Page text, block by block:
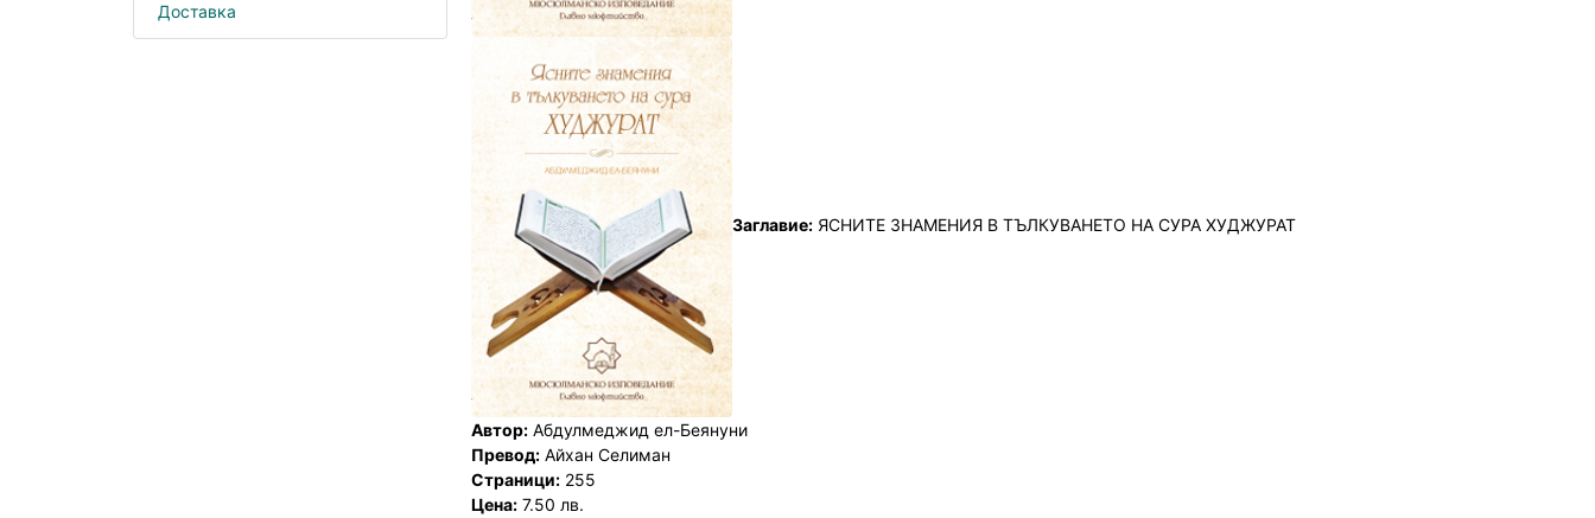
Доставка
Заглавие: ЯСНИТЕ ЗНАМЕНИЯ В ТЪЛКУВАНЕТО НА СУРА ХУДЖУРАТ
Автор: Абдулмеджид ел-Беянуни
Превод: Айхан Селиман
Страници: 255
Цена: 7.50 лв.